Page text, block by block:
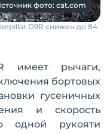
фото: cat.com
D9R снижен до 84
имеет рычаги,
бортовых
гусеничных
и скорость
одной рукояти